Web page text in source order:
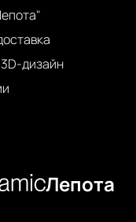
дизайн
Лепота